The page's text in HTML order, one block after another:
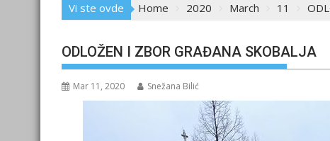
Vi ste ovde Home 2020 March 11
ODLOŽEN I ZBOR GRAĐANA SKOBALJA
Mar 11, 2020 Snežana Bilić